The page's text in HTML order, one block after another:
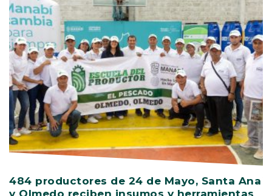
484 productores de 24 de Mayo, Santa Ana
y Olmedo reciben insumos y herramientas